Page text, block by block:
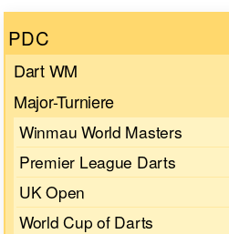
PDC
Dart WM
Major-Turniere
Winmau World Masters
Premier League Darts
UK Open
World Cup of Darts